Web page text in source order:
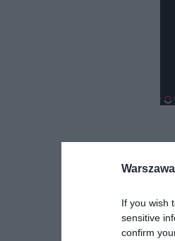
If you wish
sensitive
confirm